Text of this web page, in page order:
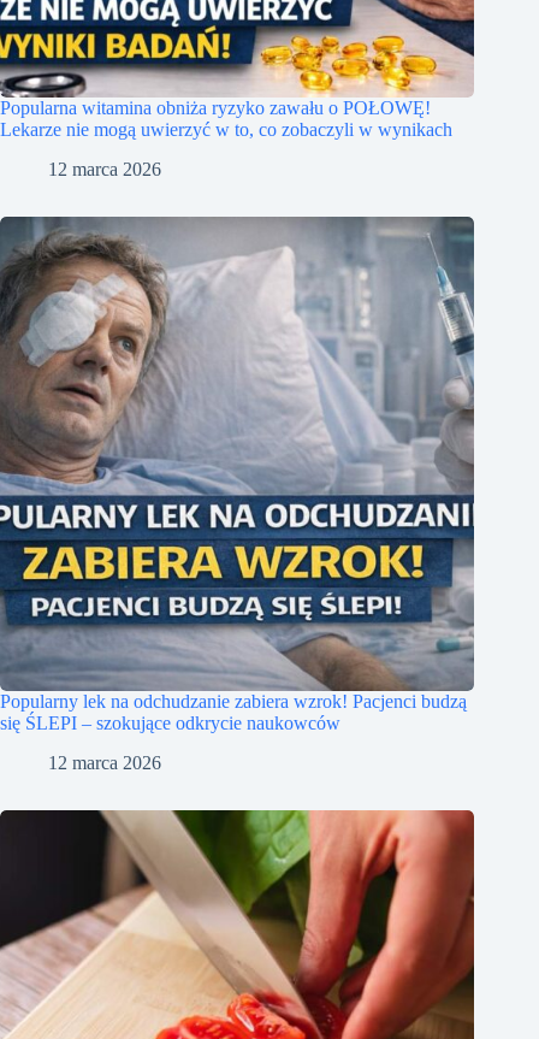
Popularna witamina obniża ryzyko zawału o POŁOWĘ!
Lekarze nie mogą uwierzyć w to, co zobaczyli w wynikach
12 marca 2026
Popularny lek na odchudzanie zabiera wzrok! Pacjenci budzą
się ŚLEPI – szokujące odkrycie naukowców
12 marca 2026